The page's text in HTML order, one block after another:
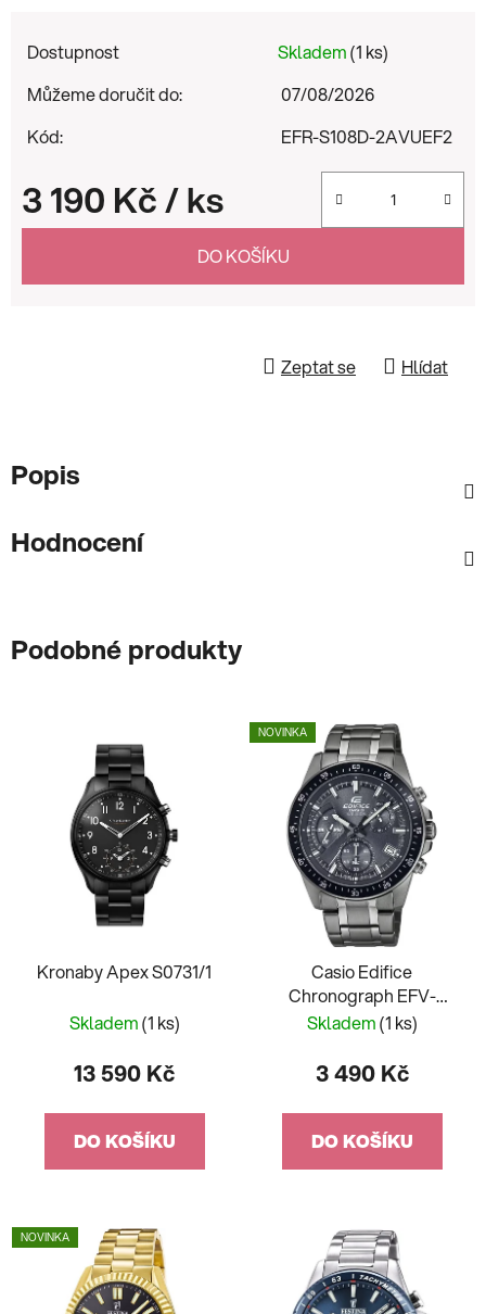
Dostupnost Skladem(1 ks)
Můžeme doručit do:
07/08/2026
Kód:
EFR-S108D-2AVUEF2
3 190 Kč/ ks
Měrná cena:
DO KOŠÍKU
Zeptat se Hlídat
Popis
Hodnocení
Podobné produkty
Kronaby Apex S0731/1
Skladem(1 ks)
13 590 Kč
DO KOŠÍKU
NOVINKA
Casio Edifice
Chronograph EFV-
540DC-1CVUEF
Skladem(1 ks)
3 490 Kč
DO KOŠÍKU
NOVINKA